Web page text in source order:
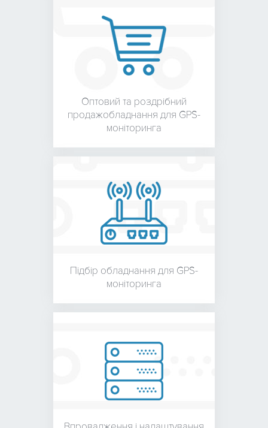
Оптовий та роздрібний
продажобладнання для GPS-
моніторинга
Підбір обладнання для GPS-
моніторинга